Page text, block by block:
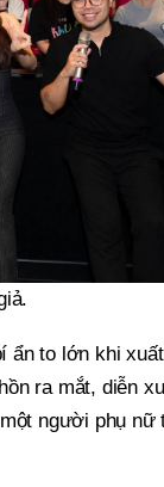
ẩn to lớn khi
ra mắt, diễn
người phụ nữ